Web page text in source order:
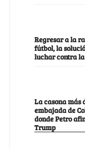
Regresar a la
fútbol, la
luchar contra
La casona más
embajada de
donde Petro
Trump